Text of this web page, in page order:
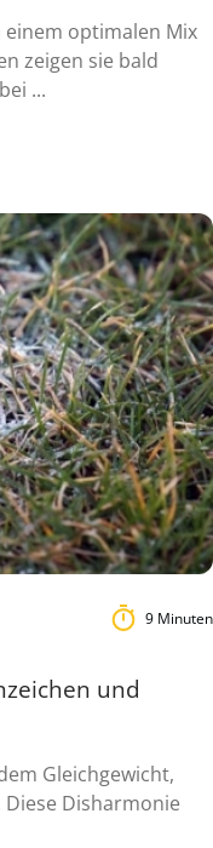
einem optimalen Mix
zeigen sie bald
...
9 Minuten
und
Gleichgewicht,
Disharmonie